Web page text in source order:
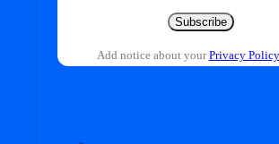
Subscribe
Add notice about yourPrivacy Policy